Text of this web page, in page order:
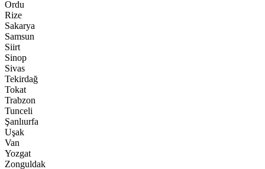
Ordu
Rize
Sakarya
Samsun
Siirt
Sinop
Sivas
Tekirdağ
Tokat
Trabzon
Tunceli
Şanlıurfa
Uşak
Van
Yozgat
Zonguldak